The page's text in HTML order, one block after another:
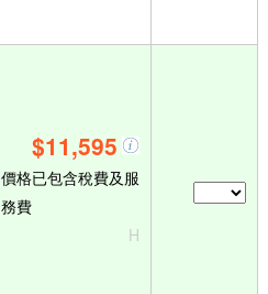
$11,595
價格已包含稅費及服
務費
H